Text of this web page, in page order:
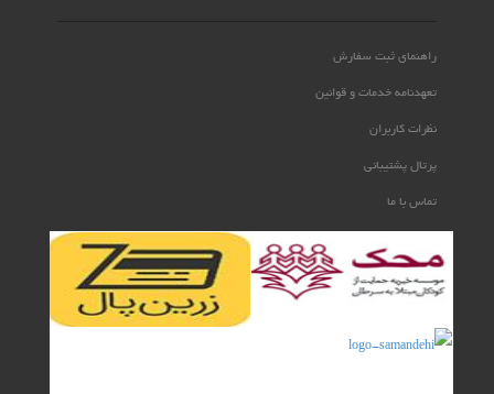
راهنمای ثبت سفارش
تعهدنامه خدمات و قوانین
نظرات کاربران
پرتال پشتیبانی
تماس با ما